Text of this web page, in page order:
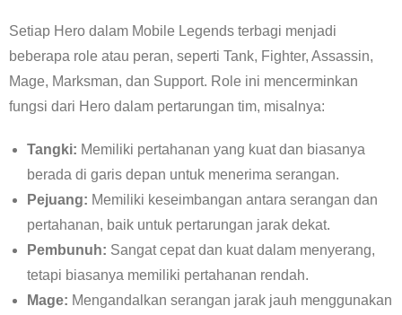
Setiap Hero dalam Mobile Legends terbagi menjadi
beberapa role atau peran, seperti Tank, Fighter, Assassin,
Mage, Marksman, dan Support. Role ini mencerminkan
fungsi dari Hero dalam pertarungan tim, misalnya:
Tangki: Memiliki pertahanan yang kuat dan biasanya
berada di garis depan untuk menerima serangan.
Pejuang: Memiliki keseimbangan antara serangan dan
pertahanan, baik untuk pertarungan jarak dekat.
Pembunuh: Sangat cepat dan kuat dalam menyerang,
tetapi biasanya memiliki pertahanan rendah.
Mage: Mengandalkan serangan jarak jauh menggunakan